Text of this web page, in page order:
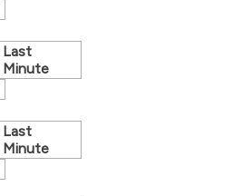
Last
Minute
Last
Minute